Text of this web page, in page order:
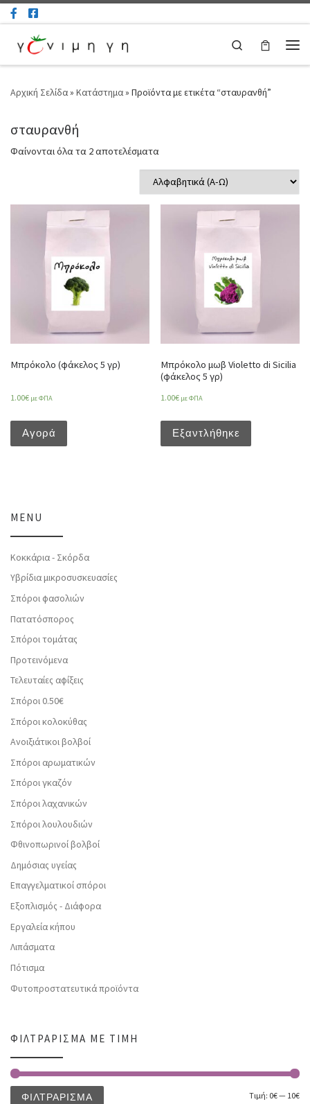
Μετάβαση στο περιεχόμενο
Search
Αρχική Σελίδα» Κατάστημα» Προϊόντα με ετικέτα “σταυρανθή”
σταυρανθή
Φαίνονται όλα τα 2 αποτελέσματα
Μπρόκολο (φάκελος 5 γρ)
1.00€ με ΦΠΑ
Αγορά
Μπρόκολο μωβ Violetto di Sicilia
(φάκελος 5 γρ)
1.00€ με ΦΠΑ
Εξαντλήθηκε
MENU
Κοκκάρια - Σκόρδα
Υβρίδια μικροσυσκευασίες
Σπόροι φασολιών
Πατατόσπορος
Σπόροι τομάτας
Προτεινόμενα
Τελευταίες αφίξεις
Σπόροι 0.50€
Σπόροι κολοκύθας
Ανοιξιάτικοι βολβοί
Σπόροι αρωματικών
Σπόροι γκαζόν
Σπόροι λαχανικών
Σπόροι λουλουδιών
Φθινοπωρινοί βολβοί
Δημόσιας υγείας
Επαγγελματικοί σπόροι
Εξοπλισμός - Διάφορα
Εργαλεία κήπου
Λιπάσματα
Πότισμα
Φυτοπροστατευτικά προϊόντα
ΦΙΛΤΡΆΡΙΣΜΑ ΜΕ ΤΙΜΉ
ΦΙΛΤΡΆΡΙΣΜΑ Τιμή: 0€— 10€